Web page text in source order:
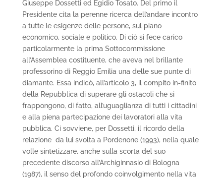
Giuseppe Dossetti ed Egidio Tosato. Del primo il
Presidente cita la perenne ricerca dell’andare incontro
a tutte le esigenze delle persone, sul piano
economico, sociale e politico. Di ciò si fece carico
particolarmente la prima Sottocommissione
all’Assemblea costituente, che aveva nel brillante
professorino di Reggio Emilia una delle sue punte di
diamante. Essa indicò, all’articolo 3, il compito in-finito
della Repubblica di superare gli ostacoli che si
frappongono, di fatto, all’uguaglianza di tutti i cittadini
e alla piena partecipazione dei lavoratori alla vita
pubblica. Ci sovviene, per Dossetti, il ricordo della
relazione da lui svolta a Pordenone (1993), nella quale
volle sintetizzare, anche sulla scorta del suo
precedente discorso all’Archiginnasio di Bologna
(1987), il senso del profondo coinvolgimento nella vita